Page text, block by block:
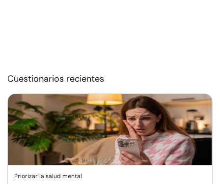
Cuestionarios recientes
Priorizar la salud mental